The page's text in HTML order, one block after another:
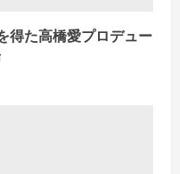
得た高橋愛プロデュー